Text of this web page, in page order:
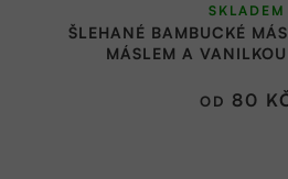
ŠLEHANÉ BAMBUCKÉ
MÁSLEM A
hodnocení
produktu
je
SKLADEM
OD 80